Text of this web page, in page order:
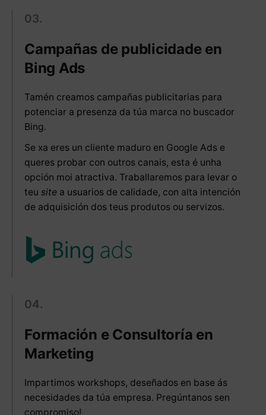
03.
Campañas de publicidade en
Bing Ads
Tamén creamos campañas publicitarias para
potenciar a presenza da túa marca no buscador
Bing.
Se xa eres un cliente maduro en Google Ads e
queres probar con outros canais, esta é unha
opción moi atractiva. Traballaremos para levar o
teu site a usuarios de calidade, con alta intención
de adquisición dos teus produtos ou servizos.
04.
Formación e Consultoría en
Marketing
Impartimos workshops, deseñados en base ás
necesidades da túa empresa. Pregúntanos sen
compromiso!